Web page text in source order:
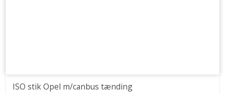
ISO stik Opel m/canbus tænding